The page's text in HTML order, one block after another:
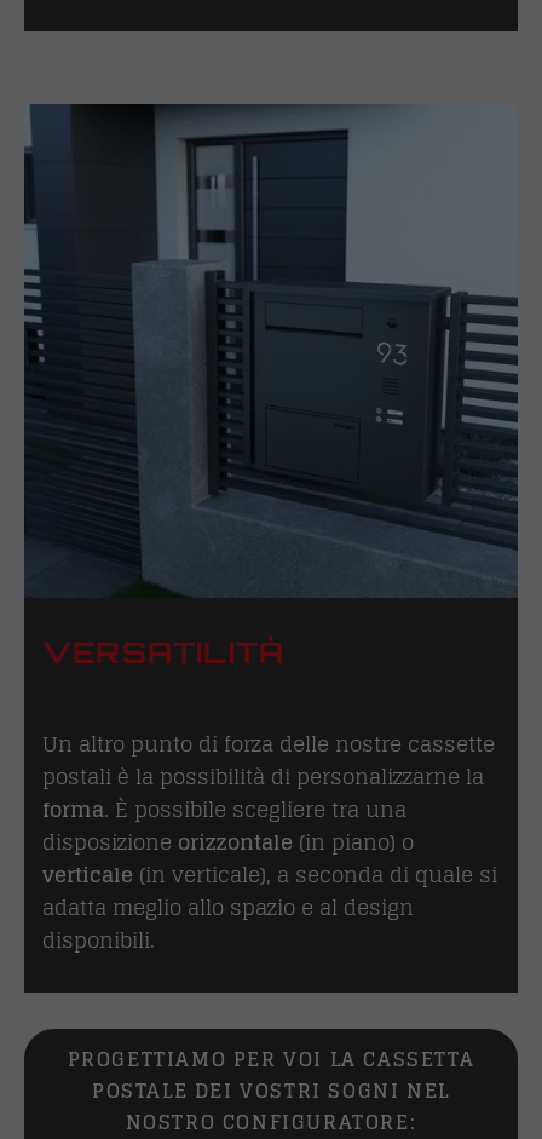
VERSATILITÀ
Un altro punto di forza delle nostre cassette
postali è la possibilità di personalizzarne la
forma. È possibile scegliere tra una
disposizione orizzontale (in piano) o
verticale (in verticale), a seconda di quale si
adatta meglio allo spazio e al design
disponibili.
PROGETTIAMO PER VOI LA CASSETTA
POSTALE DEI VOSTRI SOGNI NEL
NOSTRO CONFIGURATORE: